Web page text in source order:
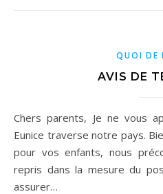
QUOI DE
AVIS DE
Chers parents, Je ne vous apprends rien….. la tempête
Eunice traverse notre pays.
pour vos enfants, nous
repris dans la mesure du
assurer…